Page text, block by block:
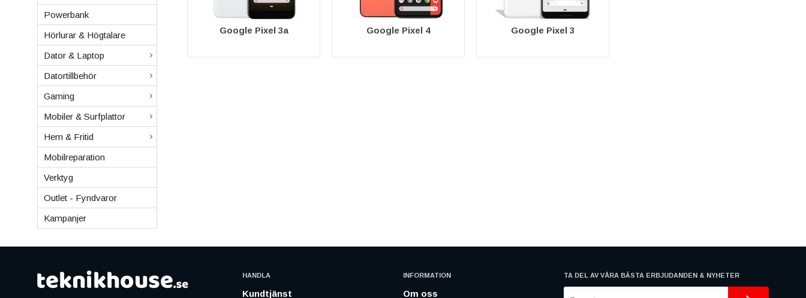
Powerbank
Hörlurar & Högtalare
Dator & Laptop
Datortillbehör
Gaming
Mobiler & Surfplattor
Hem & Fritid
Mobilreparation
Verktyg
Outlet - Fyndvaror
Kampanjer
Google Pixel 3a Google Pixel 4 Google Pixel 3
HANDLA
Kundtjänst
INFORMATION
Om oss
TA DEL AV VÅRA BÄSTA ERBJUDANDEN & NYHETER